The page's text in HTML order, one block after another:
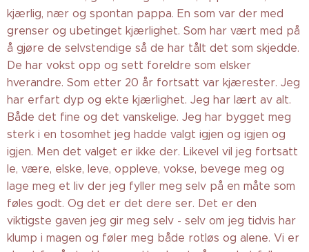
kjærlig, nær og spontan pappa. En som var der med
grenser og ubetinget kjærlighet. Som har vært med på
å gjøre de selvstendige så de har tålt det som skjedde.
De har vokst opp og sett foreldre som elsker
hverandre. Som etter 20 år fortsatt var kjærester. Jeg
har erfart dyp og ekte kjærlighet. Jeg har lært av alt.
Både det fine og det vanskelige. Jeg har bygget meg
sterk i en tosomhet jeg hadde valgt igjen og igjen og
igjen. Men det valget er ikke der. Likevel vil jeg fortsatt
le, være, elske, leve, oppleve, vokse, bevege meg og
lage meg et liv der jeg fyller meg selv på en måte som
føles godt. Og det er det dere ser. Det er den
viktigste gaven jeg gir meg selv - selv om jeg tidvis har
klump i magen og føler meg både rotløs og alene. Vi er